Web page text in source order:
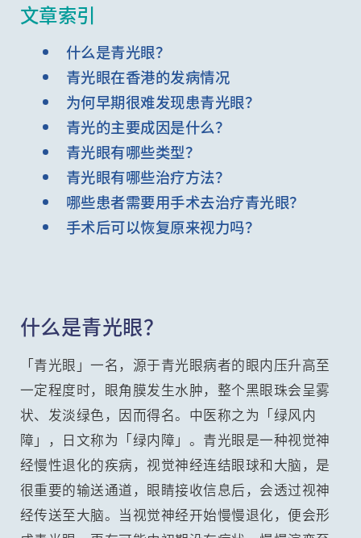
文章索引
什么是青光眼？
青光眼在香港的发病情况
为何早期很难发现患青光眼？
青光的主要成因是什么？
青光眼有哪些类型？
青光眼有哪些治疗方法？
哪些患者需要用手术去治疗青光眼？
手术后可以恢复原来视力吗？
什么是青光眼？
「青光眼」一名，源于青光眼病者的眼内压升高至
一定程度时，眼角膜发生水肿，整个黑眼珠会呈雾
状、发淡绿色，因而得名。中医称之为「绿风内
障」，日文称为「绿内障」。青光眼是一种视觉神
经慢性退化的疾病，视觉神经连结眼球和大脑，是
很重要的输送通道，眼睛接收信息后，会透过视神
经传送至大脑。当视觉神经开始慢慢退化，便会形